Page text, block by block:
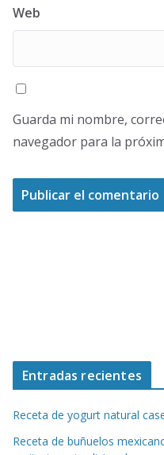
Web
Guarda mi nombre,
navegador para la
Entradas recientes
Receta de yogurt natural
Receta de buñuelos